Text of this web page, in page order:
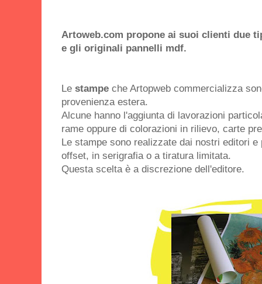
Artoweb.com propone ai suoi clienti due
e gli originali pannelli mdf.
Le stampe che Artopweb commercializza
provenienza estera.
Alcune hanno l'aggiunta di lavorazioni
rame oppure di colorazioni in rilievo, carte
Le stampe sono realizzate dai nostri editori
offset, in serigrafia o a tiratura limitata.
Questa scelta è a discrezione dell'editore.